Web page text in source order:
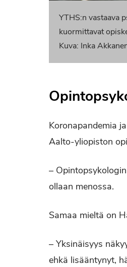
YTHS:n vastaava
kuormittavat
Kuva: Inka
Koronapandemia
Aalto-yliopiston
–
ollaan menossa.
Samaa mieltä on
– Yksinäisyys
ehkä lisääntynyt,